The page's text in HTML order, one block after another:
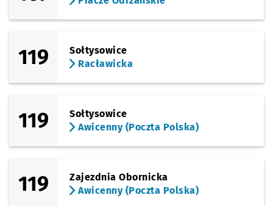
119
Sołtysowice
Racławicka
119
Sołtysowice
Awicenny (Poczta Polska)
119
Zajezdnia Obornicka
Awicenny (Poczta Polska)